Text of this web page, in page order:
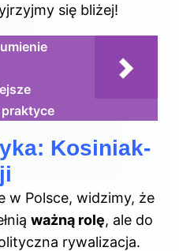
się bliżej!
Kosiniak-
w Polsce, widzimy, że
ważną rolę, ale do
rywalizacja.